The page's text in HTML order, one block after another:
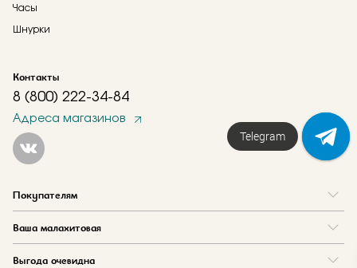
Часы
Шнурки
Контакты
8 (800) 222-34-84
Адреса магазинов
Покупателям
Ваша малахитовая
Выгода очевидна
Telegram